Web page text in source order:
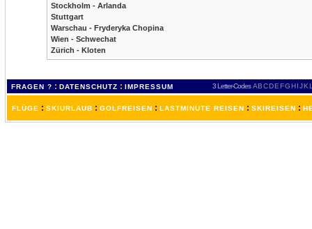
Stockholm - Arlanda
Stuttgart
Warschau - Fryderyka Chopina
Wien - Schwechat
Zürich - Kloten
FRAGEN ? : DATENSCHUTZ : IMPRESSUM 3 Letter-Codes ABCDEFGH IJKL
FLÜGE : SKIURLAUB : GOLFREISEN : LASTMINUTE REISEN : SKIREISEN :